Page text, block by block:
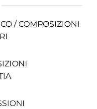
/ COMPOSIZIONI